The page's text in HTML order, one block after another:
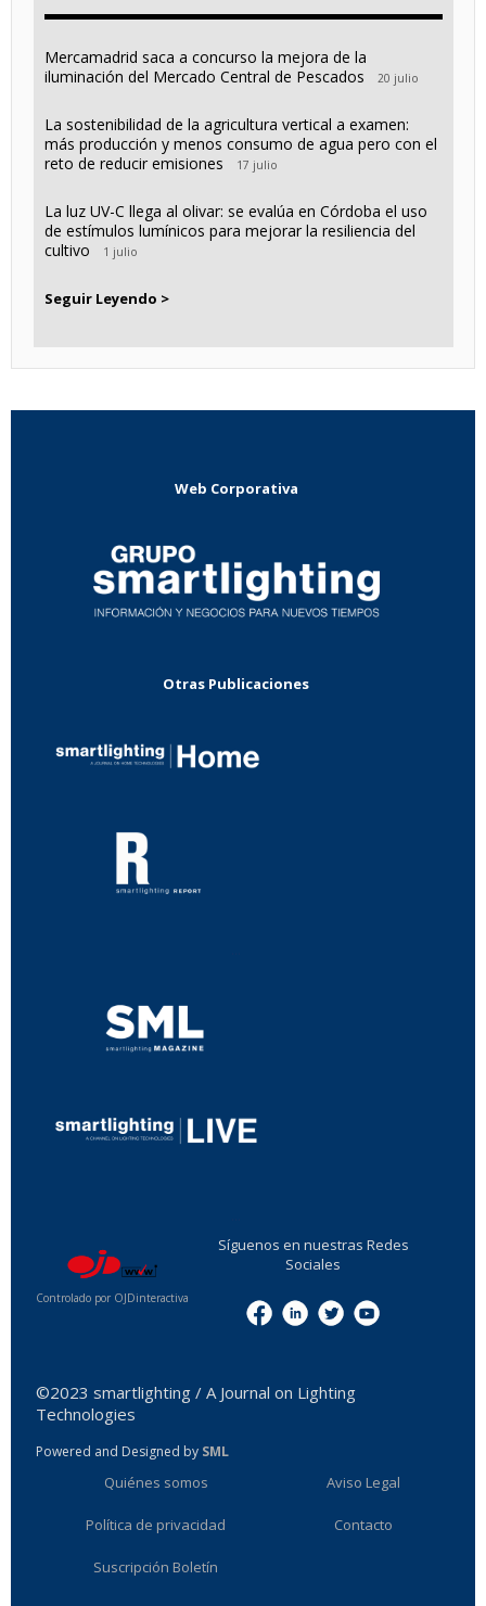
Mercamadrid saca a concurso la mejora de la
iluminación del Mercado Central de Pescados
20 julio
La sostenibilidad de la agricultura vertical a examen:
más producción y menos consumo de agua pero con el
reto de reducir emisiones
17 julio
La luz UV-C llega al olivar: se evalúa en Córdoba el uso
de estímulos lumínicos para mejorar la resiliencia del
cultivo
1 julio
Seguir Leyendo >
Web Corporativa
Otras Publicaciones
Controlado por OJDinteractiva
Síguenos en nuestras Redes
Sociales
©2023 smartlighting / A Journal on Lighting
Technologies
Powered and Designed by SML
Quiénes somos Aviso Legal
Política de privacidad Contacto
Suscripción Boletín